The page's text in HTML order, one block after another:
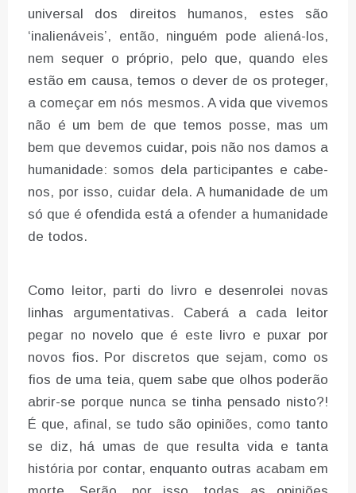
universal dos direitos humanos, estes são
‘inalienáveis’, então, ninguém pode aliená-los,
nem sequer o próprio, pelo que, quando eles
estão em causa, temos o dever de os proteger,
a começar em nós mesmos. A vida que vivemos
não é um bem de que temos posse, mas um
bem que devemos cuidar, pois não nos damos a
humanidade: somos dela participantes e cabe-
nos, por isso, cuidar dela. A humanidade de um
só que é ofendida está a ofender a humanidade
de todos.
Como leitor, parti do livro e desenrolei novas
linhas argumentativas. Caberá a cada leitor
pegar no novelo que é este livro e puxar por
novos fios. Por discretos que sejam, como os
fios de uma teia, quem sabe que olhos poderão
abrir-se porque nunca se tinha pensado nisto?!
É que, afinal, se tudo são opiniões, como tanto
se diz, há umas de que resulta vida e tanta
história por contar, enquanto outras acabam em